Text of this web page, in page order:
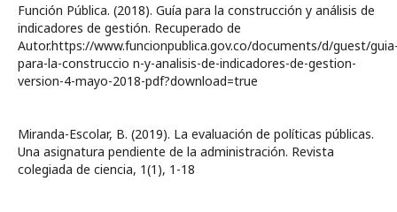
Función Pública. (2018). Guía para la construcción y análisis de
indicadores de gestión. Recuperado de
Autor.https://www.funcionpublica.gov.co/documents/d/guest/
para-la-construccio n-y-analisis-de-indicadores-de-gestion-
version-4-mayo-2018-pdf?download=true
Miranda-Escolar, B. (2019). La evaluación de políticas públicas.
Una asignatura pendiente de la administración. Revista
colegiada de ciencia, 1(1), 1-18